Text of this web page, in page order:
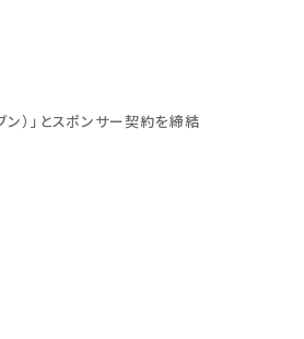
）」とスポンサー契約を締結